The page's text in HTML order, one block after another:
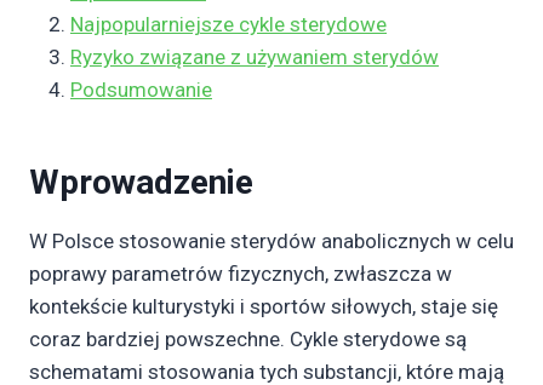
Najpopularniejsze cykle sterydowe
Ryzyko związane z używaniem sterydów
Podsumowanie
Wprowadzenie
W Polsce stosowanie sterydów anabolicznych w celu
poprawy parametrów fizycznych, zwłaszcza w
kontekście kulturystyki i sportów siłowych, staje się
coraz bardziej powszechne. Cykle sterydowe są
schematami stosowania tych substancji, które mają